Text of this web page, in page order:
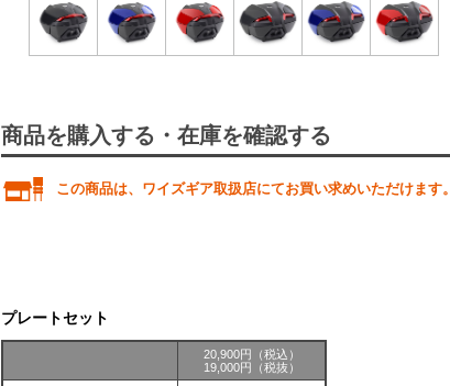
商品を購入する・在庫を確認する
この商品は、ワイズギア取扱店にてお買い求めいただけます。
プレートセット
20,900円（税込）
19,000円（税抜）